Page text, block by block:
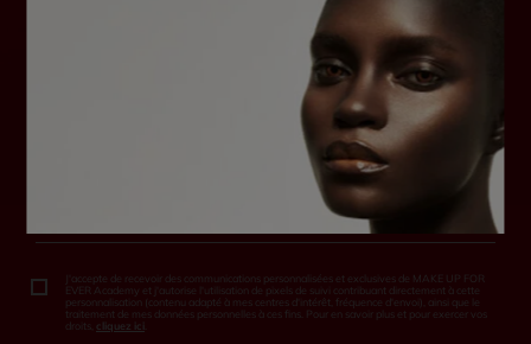
SOUSCRIRE A NOTRE NEWSLETTER
J'accepte de recevoir des communications personnalisées et exclusives de MAKE UP FOR
EVER Academy et j'autorise l'utilisation de pixels de suivi contribuant directement à cette
personnalisation (contenu adapté à mes centres d'intérêt, fréquence d'envoi), ainsi que le
traitement de mes données personnelles à ces fins. Pour en savoir plus et pour exercer vos
droits, cliquez ici